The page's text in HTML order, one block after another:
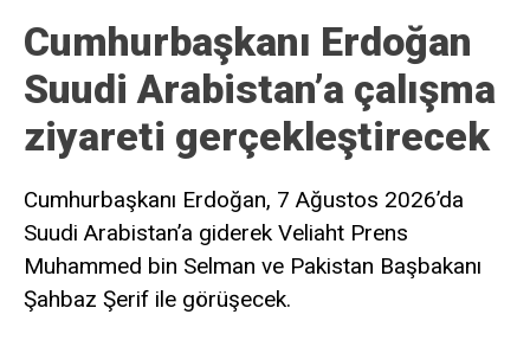
Cumhurbaşkanı Erdoğan
Suudi Arabistan’a çalışma
ziyareti gerçekleştirecek
Cumhurbaşkanı Erdoğan, 7 Ağustos 2026’da
Suudi Arabistan’a giderek Veliaht Prens
Muhammed bin Selman ve Pakistan Başbakanı
Şahbaz Şerif ile görüşecek.